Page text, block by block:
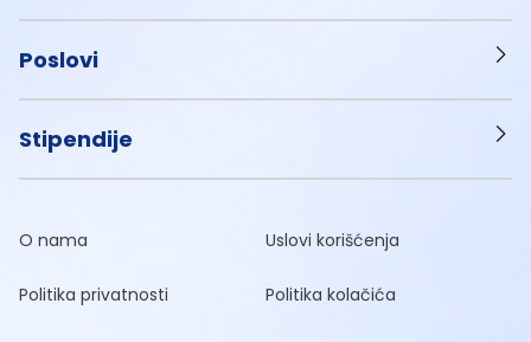
Poslovi
Stipendije
O nama Uslovi korišćenja
Politika privatnosti Politika kolačića